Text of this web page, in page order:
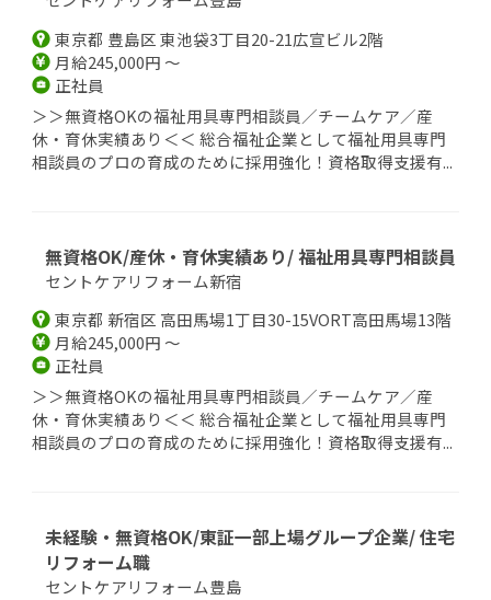
東京都 豊島区 東池袋3丁目20-21広宣ビル2階
月給245,000円 ～
正社員
＞＞無資格OKの福祉用具専門相談員／チームケア／産
休・育休実績あり＜＜ 総合福祉企業として福祉用具専門
相談員のプロの育成のために採用強化！資格取得支援有...
無資格OK/産休・育休実績あり/ 福祉用具専門相談員
セントケアリフォーム新宿
東京都 新宿区 高田馬場1丁目30-15VORT高田馬場13階
月給245,000円 ～
正社員
＞＞無資格OKの福祉用具専門相談員／チームケア／産
休・育休実績あり＜＜ 総合福祉企業として福祉用具専門
相談員のプロの育成のために採用強化！資格取得支援有...
未経験・無資格OK/東証一部上場グループ企業/ 住宅
リフォーム職
セントケアリフォーム豊島